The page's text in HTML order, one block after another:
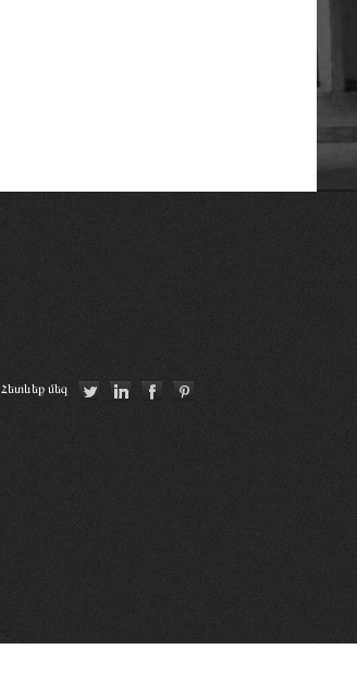
Գերմանիայի փաստաբանների
դաշնային պալատ
Հետևեք մեզ